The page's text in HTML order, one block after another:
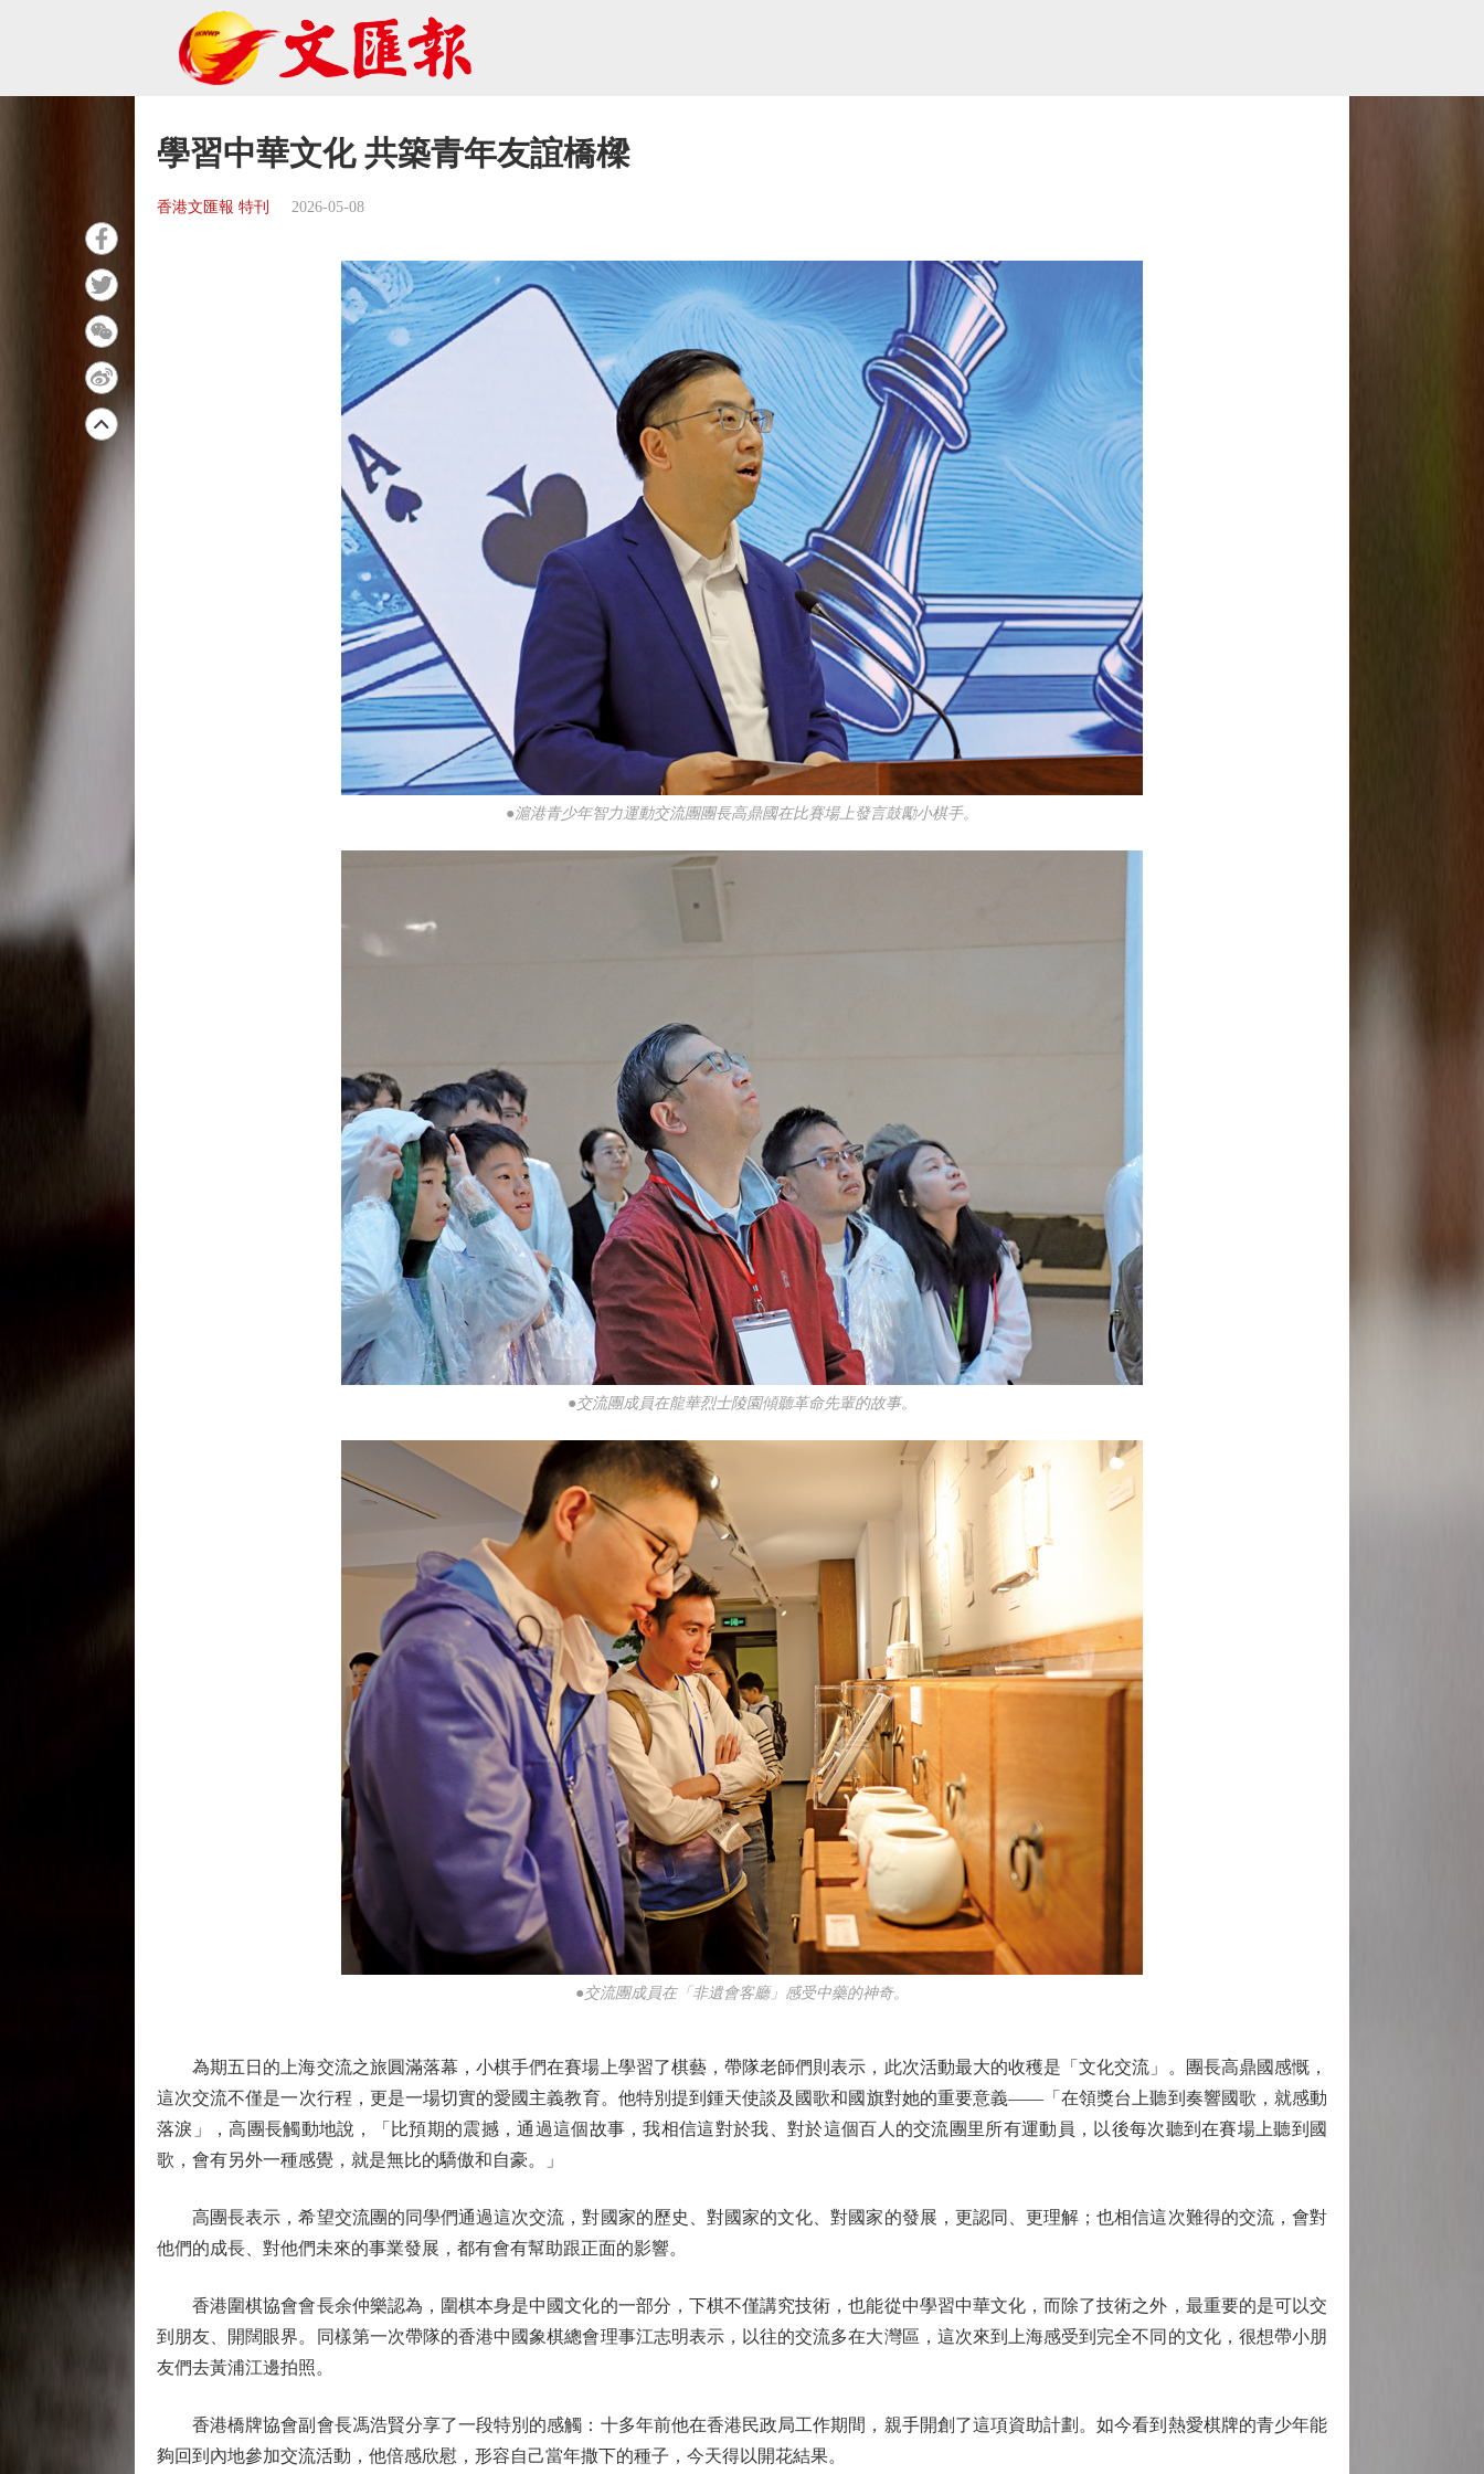
學習中華文化 共築青年友誼橋樑
香港文匯報 特刊 2026-05-08
●滬港青少年智力運動交流團團長高鼎國在比賽場上發言鼓勵小棋手。
●交流團成員在龍華烈士陵園傾聽革命先輩的故事。
●交流團成員在「非遺會客廳」感受中藥的神奇。
為期五日的上海交流之旅圓滿落幕，小棋手們在賽場上學習了棋藝，帶隊老師們則表示，此次活動最大的收穫是「文化交流」。團長高鼎國感慨，
這次交流不僅是一次行程，更是一場切實的愛國主義教育。他特別提到鍾天使談及國歌和國旗對她的重要意義——「在領獎台上聽到奏響國歌，就感動
落淚」，高團長觸動地說，「比預期的震撼，通過這個故事，我相信這對於我、對於這個百人的交流團里所有運動員，以後每次聽到在賽場上聽到國
歌，會有另外一種感覺，就是無比的驕傲和自豪。」
高團長表示，希望交流團的同學們通過這次交流，對國家的歷史、對國家的文化、對國家的發展，更認同、更理解；也相信這次難得的交流，會對
他們的成長、對他們未來的事業發展，都有會有幫助跟正面的影響。
香港圍棋協會會長余仲樂認為，圍棋本身是中國文化的一部分，下棋不僅講究技術，也能從中學習中華文化，而除了技術之外，最重要的是可以交
到朋友、開闊眼界。同樣第一次帶隊的香港中國象棋總會理事江志明表示，以往的交流多在大灣區，這次來到上海感受到完全不同的文化，很想帶小朋
友們去黃浦江邊拍照。
香港橋牌協會副會長馮浩賢分享了一段特別的感觸：十多年前他在香港民政局工作期間，親手開創了這項資助計劃。如今看到熱愛棋牌的青少年能
夠回到內地參加交流活動，他倍感欣慰，形容自己當年撒下的種子，今天得以開花結果。